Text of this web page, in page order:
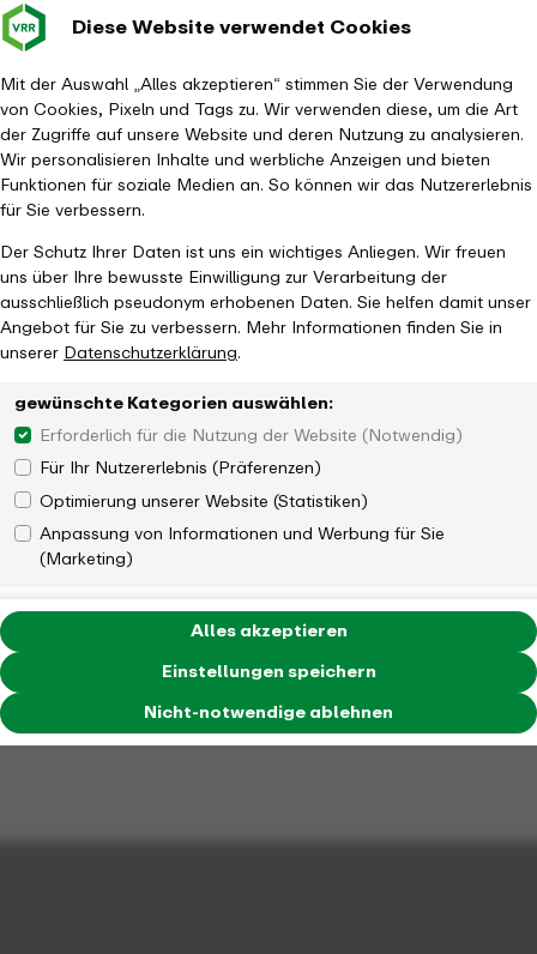
Diese Website verwendet Cookies
Mit der Auswahl „Alles akzeptieren“ stimmen Sie der Verwendung
von Cookies, Pixeln und Tags zu. Wir verwenden diese, um die Art
der Zugriffe auf unsere Website und deren Nutzung zu analysieren.
Wir personalisieren Inhalte und werbliche Anzeigen und bieten
Funktionen für soziale Medien an. So können wir das Nutzererlebnis
für Sie verbessern.
Der Schutz Ihrer Daten ist uns ein wichtiges Anliegen. Wir freuen
uns über Ihre bewusste Einwilligung zur Verarbeitung der
ausschließlich pseudonym erhobenen Daten. Sie helfen damit unser
Angebot für Sie zu verbessern. Mehr Informationen finden Sie in
unsererDatenschutzerklärung.
gewünschte Kategorien auswählen:
Erforderlich für die Nutzung der Website (Notwendig)
Für Ihr Nutzererlebnis (Präferenzen)
Optimierung unserer Website (Statistiken)
Anpassung von Informationen und Werbung für Sie
(Marketing)
Einstellungen speichern
Nicht-notwendige ablehnen
Alles akzeptieren
Verkehrsverbund Baustellen im
Leichte
Startseite Aktuelles
Magazin
EinfachWeiterTicket NRW: Ihr Anschluss an die nordrhein-westfälischen
Verkehrsverbünde